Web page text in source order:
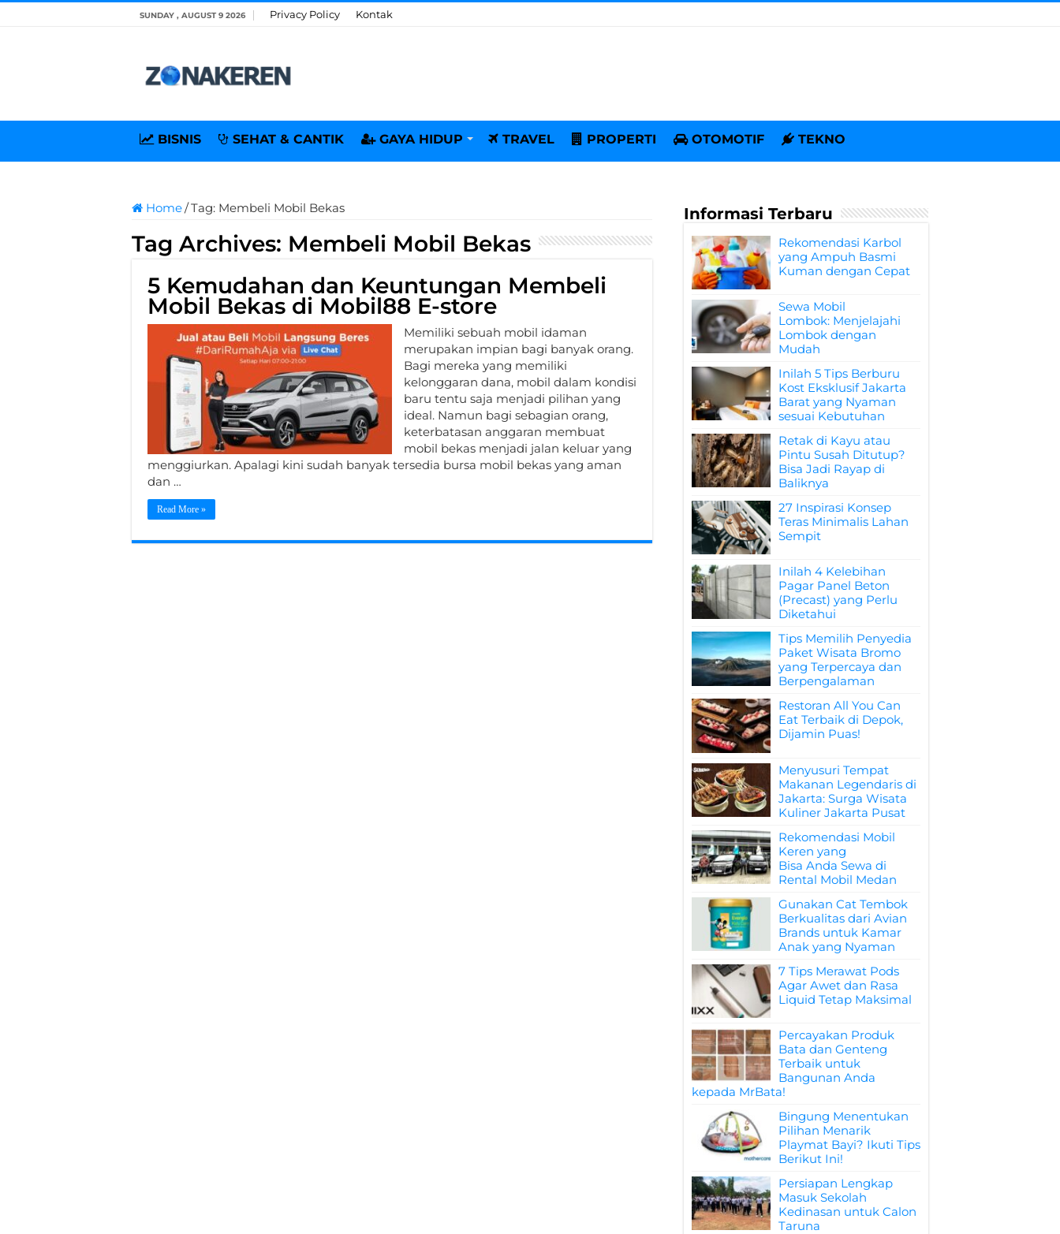
SUNDAY , AUGUST 9 2026 Privacy Policy Kontak
BISNIS SEHAT & CANTIK GAYA HIDUP TRAVEL PROPERTI OTOMOTIF TEKNO
Home/Tag: Membeli Mobil Bekas
Tag Archives: Membeli Mobil Bekas
5 Kemudahan dan Keuntungan Membeli
Mobil Bekas di Mobil88 E-store
Memiliki sebuah mobil idaman
merupakan impian bagi banyak orang.
Bagi mereka yang memiliki
kelonggaran dana, mobil dalam kondisi
baru tentu saja menjadi pilihan yang
ideal. Namun bagi sebagian orang,
keterbatasan anggaran membuat
mobil bekas menjadi jalan keluar yang
menggiurkan. Apalagi kini sudah banyak tersedia bursa mobil bekas yang aman
dan …
Read More »
Informasi Terbaru
Rekomendasi Karbol
yang Ampuh Basmi
Kuman dengan Cepat
Sewa Mobil
Lombok: Menjelajahi
Lombok dengan
Mudah
Inilah 5 Tips Berburu
Kost Eksklusif Jakarta
Barat yang Nyaman
sesuai Kebutuhan
Retak di Kayu atau
Pintu Susah Ditutup?
Bisa Jadi Rayap di
Baliknya
27 Inspirasi Konsep
Teras Minimalis Lahan
Sempit
Inilah 4 Kelebihan
Pagar Panel Beton
(Precast) yang Perlu
Diketahui
Tips Memilih Penyedia
Paket Wisata Bromo
yang Terpercaya dan
Berpengalaman
Restoran All You Can
Eat Terbaik di Depok,
Dijamin Puas!
Menyusuri Tempat
Makanan Legendaris di
Jakarta: Surga Wisata
Kuliner Jakarta Pusat
Rekomendasi Mobil
Keren yang
Bisa Anda Sewa di
Rental Mobil Medan
Gunakan Cat Tembok
Berkualitas dari Avian
Brands untuk Kamar
Anak yang Nyaman
7 Tips Merawat Pods
Agar Awet dan Rasa
Liquid Tetap Maksimal
Percayakan Produk
Bata dan Genteng
Terbaik untuk
Bangunan Anda
kepada MrBata!
Bingung Menentukan
Pilihan Menarik
Playmat Bayi? Ikuti Tips
Berikut Ini!
Persiapan Lengkap
Masuk Sekolah
Kedinasan untuk Calon
Taruna